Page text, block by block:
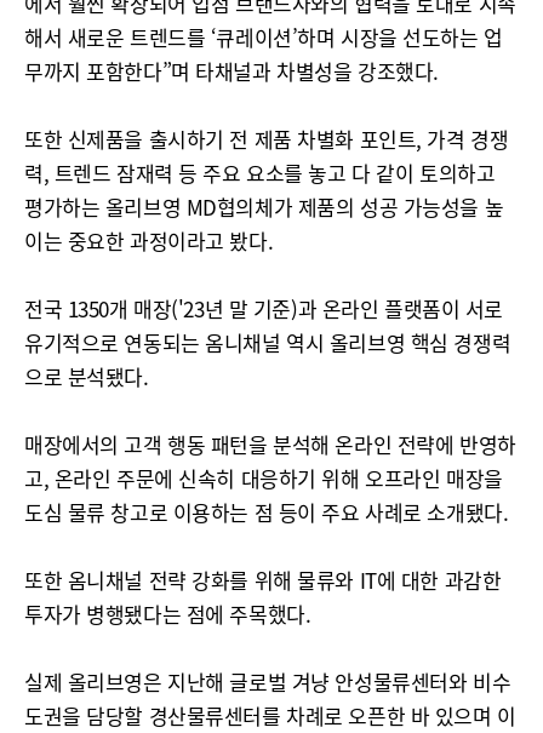
해서 새로운 트렌드를 ‘큐레이션’하며 시장을 선도하는 업
무까지 포함한다”며 타채널과 차별성을 강조했다.
또한 신제품을 출시하기 전 제품 차별화 포인트, 가격 경쟁
력, 트렌드 잠재력 등 주요 요소를 놓고 다 같이 토의하고
평가하는 올리브영 MD협의체가 제품의 성공 가능성을 높
이는 중요한 과정이라고 봤다.
전국 1350개 매장('23년 말 기준)과 온라인 플랫폼이 서로
유기적으로 연동되는 옴니채널 역시 올리브영 핵심 경쟁력
으로 분석됐다.
매장에서의 고객 행동 패턴을 분석해 온라인 전략에 반영하
고, 온라인 주문에 신속히 대응하기 위해 오프라인 매장을
도심 물류 창고로 이용하는 점 등이 주요 사례로 소개됐다.
또한 옴니채널 전략 강화를 위해 물류와 IT에 대한 과감한
투자가 병행됐다는 점에 주목했다.
실제 올리브영은 지난해 글로벌 겨냥 안성물류센터와 비수
도권을 담당할 경산물류센터를 차례로 오픈한 바 있으며 이